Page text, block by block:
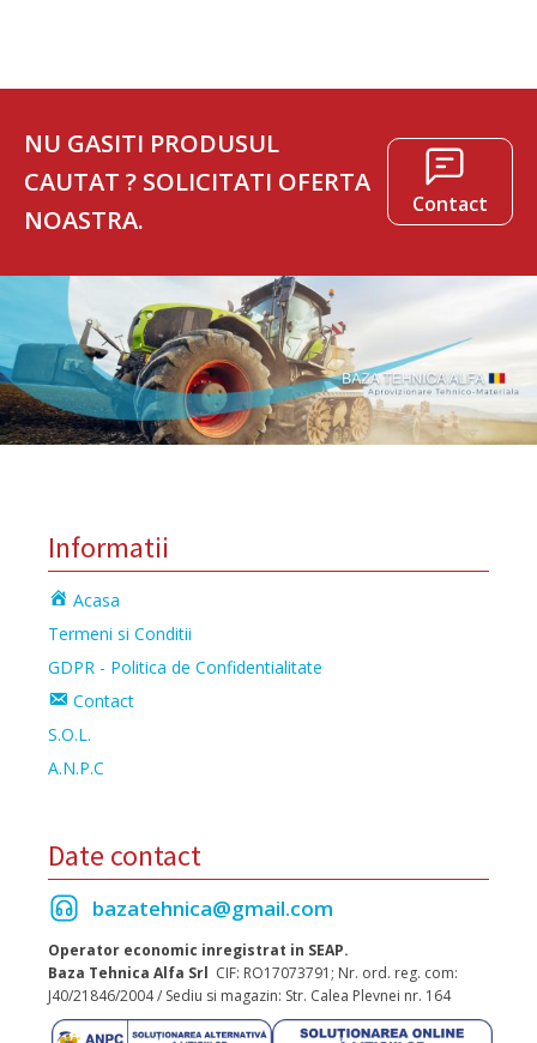
NU GASITI PRODUSUL
CAUTAT ? SOLICITATI OFERTA
NOASTRA.
Contact
Informatii
Acasa
Termeni si Conditii
GDPR - Politica de Confidentialitate
Contact
S.O.L.
A.N.P.C
Date contact
bazatehnica@gmail.com
Operator economic inregistrat in SEAP.
Baza Tehnica Alfa Srl CIF: RO17073791; Nr. ord. reg. com:
J40/21846/2004 / Sediu si magazin: Str. Calea Plevnei nr. 164